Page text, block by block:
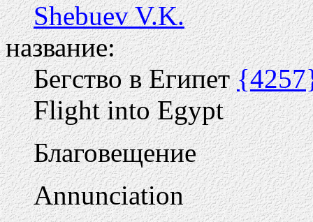
Shebuev V.K.
название:
Бегство в Египет
Flight into Egypt
Благовещение
Annunciation